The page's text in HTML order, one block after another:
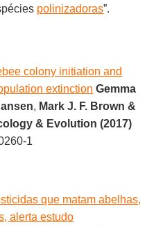
polinizadoras”.
colony initiation and
extinction Gemma
, Mark J. F. Brown &
& Evolution (2017)
1
que matam abelhas,
alerta estudo